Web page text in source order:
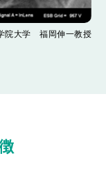
院大学 福岡伸一教授